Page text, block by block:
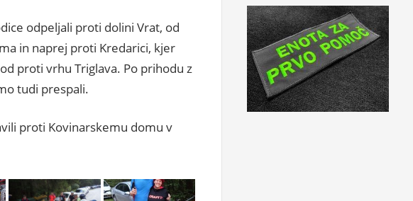
odpeljali proti dolini Vrat, od
in naprej proti Kredarici, kjer
proti vrhu Triglava. Po prihodu z
tudi prespali.
proti Kovinarskemu domu v